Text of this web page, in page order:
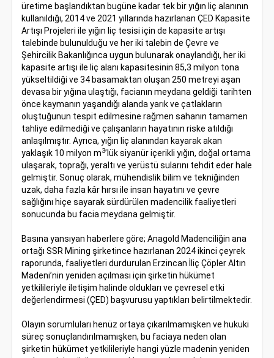
üretime başlandıktan bugüne kadar tek bir yığın liç alanının
kullanıldığı, 2014 ve 2021 yıllarında hazırlanan ÇED Kapasite
Artışı Projeleri ile yığın liç tesisi için de kapasite artışı
talebinde bulunulduğu ve her iki talebin de Çevre ve
Şehircilik Bakanlığınca uygun bulunarak onaylandığı, her iki
kapasite artışı ile liç alanı kapasitesinin 85,3 milyon tona
yükseltildiği ve 34 basamaktan oluşan 250 metreyi aşan
devasa bir yığına ulaştığı, facianın meydana geldiği tarihten
önce kaymanın yaşandığı alanda yarık ve çatlakların
oluştuğunun tespit edilmesine rağmen sahanın tamamen
tahliye edilmediği ve çalışanların hayatının riske atıldığı
anlaşılmıştır. Ayrıca, yığın liç alanından kayarak akan
yaklaşık 10 milyon m3’lük siyanür içerikli yığın, doğal ortama
ulaşarak, toprağı, yeraltı ve yerüstü sularını tehdit eder hale
gelmiştir. Sonuç olarak, mühendislik bilim ve tekniğinden
uzak, daha fazla kâr hırsı ile insan hayatını ve çevre
sağlığını hiçe sayarak sürdürülen madencilik faaliyetleri
sonucunda bu facia meydana gelmiştir.
Basına yansıyan haberlere göre; Anagold Madenciliğin ana
ortağı SSR Mining şirketince hazırlanan 2024 ikinci çeyrek
raporunda, faaliyetleri durdurulan Erzincan İliç Çöpler Altın
Madeni’nin yeniden açılması için şirketin hükümet
yetkilileriyle iletişim halinde oldukları ve çevresel etki
değerlendirmesi (ÇED) başvurusu yaptıkları belirtilmektedir.
Olayın sorumluları henüz ortaya çıkarılmamışken ve hukuki
süreç sonuçlandırılmamışken, bu faciaya neden olan
şirketin hükümet yetkilileriyle hangi yüzle madenin yeniden